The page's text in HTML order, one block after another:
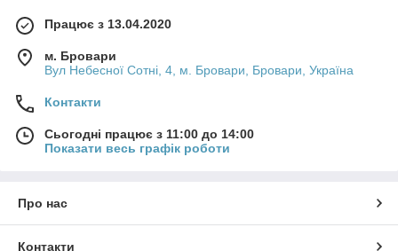
Працює з 13.04.2020
м. Бровари
Вул Небесної Сотні, 4, м. Бровари, Бровари, Україна
Контакти
Сьогодні працює з 11:00 до 14:00
Показати весь графік роботи
Про нас
Контакти